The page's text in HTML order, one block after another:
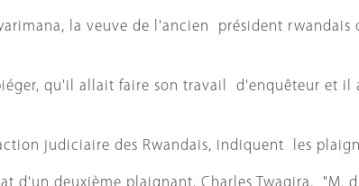
la veuve de l'ancien président rwandais
qu'il allait faire son travail d'enquêteur et il
judiciaire des Rwandais, indiquent les
d'un deuxième plaignant, Charles Twagira. "M.